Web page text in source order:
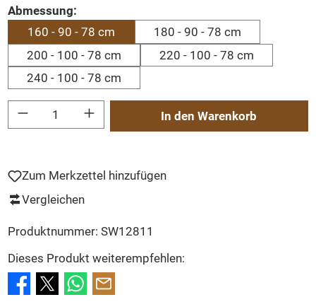
Abmessung:
160 - 90 - 78 cm
180 - 90 - 78 cm
200 - 100 - 78 cm
220 - 100 - 78 cm
240 - 100 - 78 cm
Produkt Anzahl: Gib den gewünschten Wert ein oder benutze die Schaltflächen
In den Warenkorb
Zum Merkzettel hinzufügen
Vergleichen
Produktnummer: SW12811
Dieses Produkt weiterempfehlen: